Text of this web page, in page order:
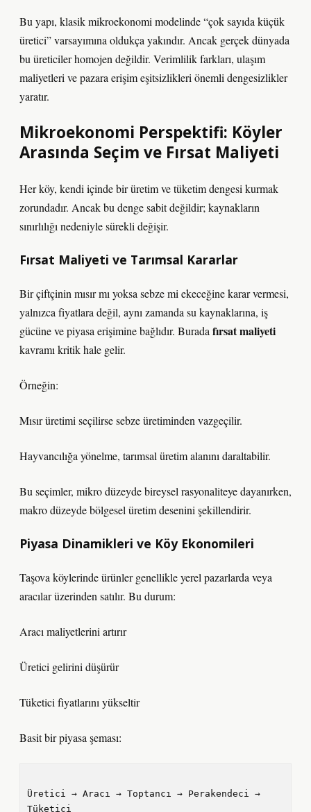
Bu yapı, klasik mikroekonomi modelinde “çok sayıda küçük
üretici” varsayımına oldukça yakındır. Ancak gerçek dünyada
bu üreticiler homojen değildir. Verimlilik farkları, ulaşım
maliyetleri ve pazara erişim eşitsizlikleri önemli dengesizlikler
yaratır.
Mikroekonomi Perspektifi: Köyler
Arasında Seçim ve Fırsat Maliyeti
Her köy, kendi içinde bir üretim ve tüketim dengesi kurmak
zorundadır. Ancak bu denge sabit değildir; kaynakların
sınırlılığı nedeniyle sürekli değişir.
Fırsat Maliyeti ve Tarımsal Kararlar
Bir çiftçinin mısır mı yoksa sebze mi ekeceğine karar vermesi,
yalnızca fiyatlara değil, aynı zamanda su kaynaklarına, iş
gücüne ve piyasa erişimine bağlıdır. Burada fırsat maliyeti
kavramı kritik hale gelir.
Örneğin:
Mısır üretimi seçilirse sebze üretiminden vazgeçilir.
Hayvancılığa yönelme, tarımsal üretim alanını daraltabilir.
Bu seçimler, mikro düzeyde bireysel rasyonaliteye dayanırken,
makro düzeyde bölgesel üretim desenini şekillendirir.
Piyasa Dinamikleri ve Köy Ekonomileri
Taşova köylerinde ürünler genellikle yerel pazarlarda veya
aracılar üzerinden satılır. Bu durum:
Aracı maliyetlerini artırır
Üretici gelirini düşürür
Tüketici fiyatlarını yükseltir
Basit bir piyasa şeması:
Üretici → Aracı → Toptancı → Perakendeci →
Tüketici